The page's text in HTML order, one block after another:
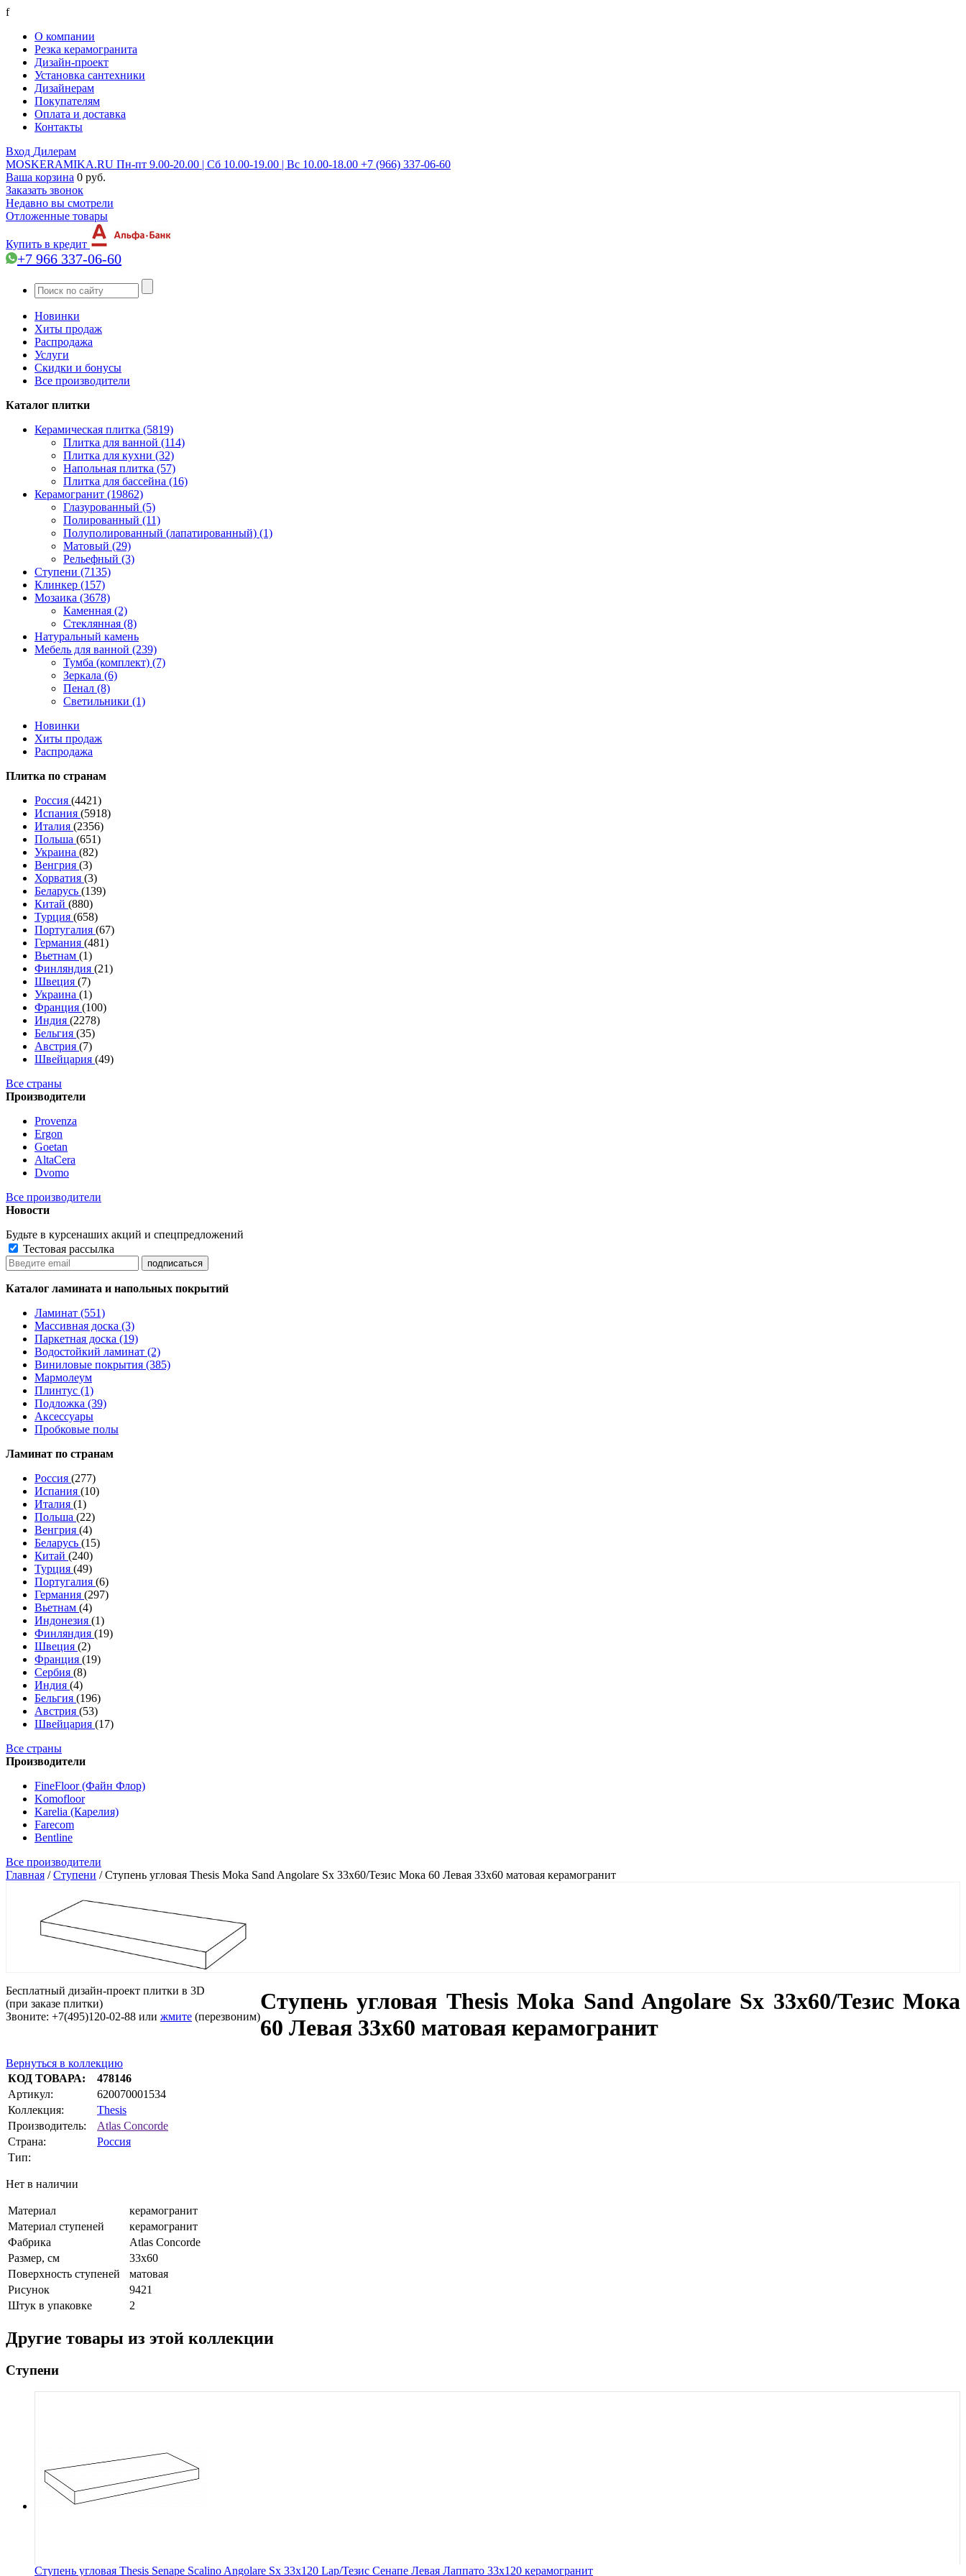
f
О компании
Резка керамогранита
Дизайн-проект
Установка сантехники
Дизайнерам
Покупателям
Оплата и доставка
Контакты
Вход Дилерам
MOSKERAMIKA.RU Пн-пт 9.00-20.00 | Сб 10.00-19.00 | Вс 10.00-18.00 +7 (966) 337-06-60
Ваша корзина 0 руб.
Заказать звонок
Недавно вы смотрели
Отложенные товары
Купить в кредит
+7 966 337-06-60
Новинки
Хиты продаж
Распродажа
Услуги
Скидки и бонусы
Все производители
Каталог плитки
Керамическая плитка (5819)
Плитка для ванной (114)
Плитка для кухни (32)
Напольная плитка (57)
Плитка для бассейна (16)
Керамогранит (19862)
Глазурованный (5)
Полированный (11)
Полуполированный (лапатированный) (1)
Матовый (29)
Рельефный (3)
Ступени (7135)
Клинкер (157)
Мозаика (3678)
Каменная (2)
Стеклянная (8)
Натуральный камень
Мебель для ванной (239)
Тумба (комплект) (7)
Зеркала (6)
Пенал (8)
Светильники (1)
Новинки
Хиты продаж
Распродажа
Плитка по странам
Россия (4421)
Испания (5918)
Италия (2356)
Польша (651)
Украина (82)
Венгрия (3)
Хорватия (3)
Беларусь (139)
Китай (880)
Турция (658)
Португалия (67)
Германия (481)
Вьетнам (1)
Финляндия (21)
Швеция (7)
Украина (1)
Франция (100)
Индия (2278)
Бельгия (35)
Австрия (7)
Швейцария (49)
Все страны
Производители
Provenza
Ergon
Goetan
AltaСera
Dvomo
Все производители
Новости
Будьте в курсенаших акций и спецпредложений
Тестовая рассылка
Каталог ламината и напольных покрытий
Ламинат (551)
Массивная доска (3)
Паркетная доска (19)
Водостойкий ламинат (2)
Виниловые покрытия (385)
Мармолеум
Плинтус (1)
Подложка (39)
Аксессуары
Пробковые полы
Ламинат по странам
Россия (277)
Испания (10)
Италия (1)
Польша (22)
Венгрия (4)
Беларусь (15)
Китай (240)
Турция (49)
Португалия (6)
Германия (297)
Вьетнам (4)
Индонезия (1)
Финляндия (19)
Швеция (2)
Франция (19)
Сербия (8)
Индия (4)
Бельгия (196)
Австрия (53)
Швейцария (17)
Все страны
Производители
FineFloor (Файн Флор)
Komofloor
Karelia (Карелия)
Farecom
Bentline
Все производители
Главная /Ступени /Ступень угловая Thesis Moka Sand Angolare Sx 33x60/Тезис Мока 60 Левая 33x60 матовая керамогранит
Бесплатный дизайн-проект плитки в 3D
(при заказе плитки)
Звоните: +7(495)120-02-88 или жмите (перезвоним)
Ступень угловая Thesis Moka Sand Angolare Sx 33x60/Тезис Мока
60 Левая 33x60 матовая керамогранит
Вернуться в коллекцию
КОД ТОВАРА:
478146
Артикул:
620070001534
Коллекция:
Thesis
Производитель:
Atlas Concorde
Страна:
Россия
Тип:
Нет в наличии
Материал
керамогранит
Материал ступеней
керамогранит
Фабрика
Atlas Concorde
Размер, см
33x60
Поверхность ступеней
матовая
Рисунок
9421
Штук в упаковке
2
Другие товары из этой коллекции
Ступени
Ступень угловая Thesis Senape Scalino Angolare Sx 33x120 Lap/Тезис Сенапе Левая Лаппато 33x120 керамогранит